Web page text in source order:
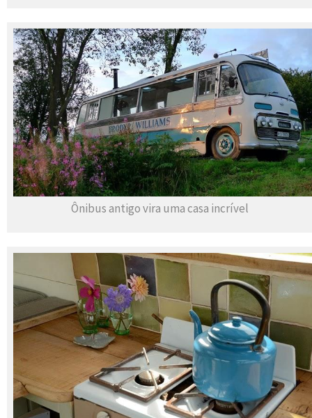
Ônibus antigo vira uma casa incrível